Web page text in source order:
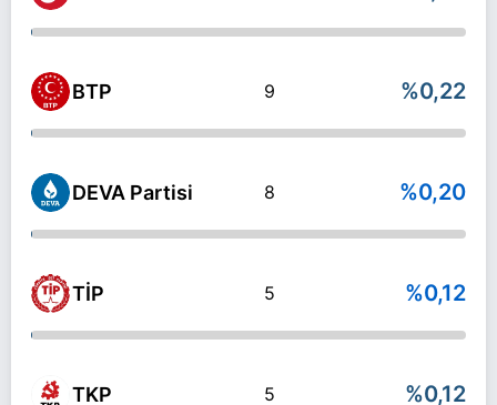
BTP 9 %0,22
DEVA Partisi 8 %0,20
TİP 5 %0,12
TKP 5 %0,12